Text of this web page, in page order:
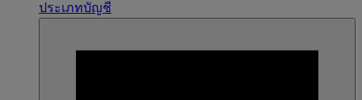
ประเภทบัญชี